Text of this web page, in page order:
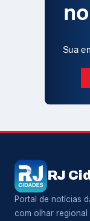
RJ
Portal de notícias
com olhar regional